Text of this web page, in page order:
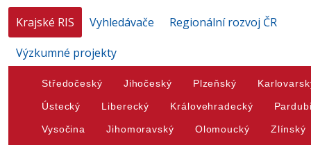
Krajské RIS Vyhledávače
Regionální rozvoj ČR
Výzkumné projekty
Středočeský Jihočeský Plzeňský
Ústecký Liberecký Královehradecký
Vysočina Jihomoravský Olomoucký Zlínský